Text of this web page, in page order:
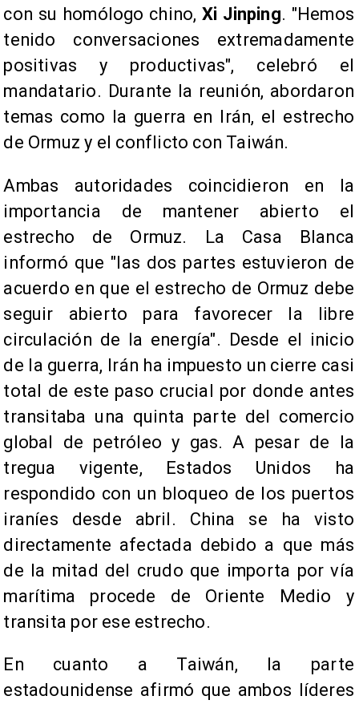
con su homólogo chino,Xi Jinping. "Hemos
tenido conversaciones extremadamente
positivas y productivas", celebró el
mandatario. Durante la reunión, abordaron
temas como la guerra en Irán, el estrecho
de Ormuz y el conflicto con Taiwán.
Ambas autoridades coincidieron en la
importancia de mantener abierto el
estrecho de Ormuz. La Casa Blanca
informó que "las dos partes estuvieron de
acuerdo en que el estrecho de Ormuz debe
seguir abierto para favorecer la libre
circulación de la energía". Desde el inicio
de la guerra, Irán ha impuesto un cierre casi
total de este paso crucial por donde antes
transitaba una quinta parte del comercio
global de petróleo y gas. A pesar de la
tregua vigente, Estados Unidos ha
respondido con un bloqueo de los puertos
iraníes desde abril. China se ha visto
directamente afectada debido a que más
de la mitad del crudo que importa por vía
marítima procede de Oriente Medio y
transita por ese estrecho.
En cuanto a Taiwán, la parte
estadounidense afirmó que ambos líderes